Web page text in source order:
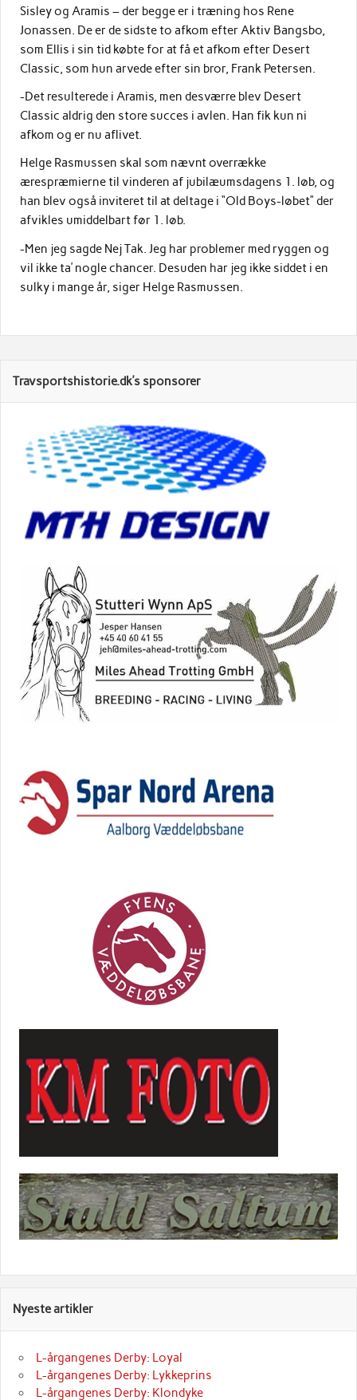
Sisley og Aramis – der begge er i træning hos Rene
Jonassen. De er de sidste to afkom efter Aktiv Bangsbo,
som Ellis i sin tid købte for at få et afkom efter Desert
Classic, som hun arvede efter sin bror, Frank Petersen.
-Det resulterede i Aramis, men desværre blev Desert
Classic aldrig den store succes i avlen. Han fik kun ni
afkom og er nu aflivet.
Helge Rasmussen skal som nævnt overrække
ærespræmierne til vinderen af jubilæumsdagens 1. løb, og
han blev også inviteret til at deltage i “Old Boys-løbet” der
afvikles umiddelbart før 1. løb.
-Men jeg sagde Nej Tak. Jeg har problemer med ryggen og
vil ikke ta’ nogle chancer. Desuden har jeg ikke siddet i en
sulky i mange år, siger Helge Rasmussen.
Travsportshistorie.dk’s sponsorer
Nyeste artikler
L-årgangenes Derby: Loyal
L-årgangenes Derby: Lykkeprins
L-årgangenes Derby: Klondyke